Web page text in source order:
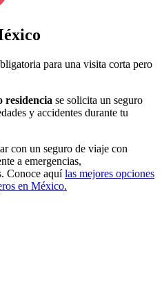
para una visita corta pero
residencia se solicita un seguro
y accidentes durante tu
con un seguro de viaje con
a emergencias,
Conoce aquílas mejores opciones
en México.